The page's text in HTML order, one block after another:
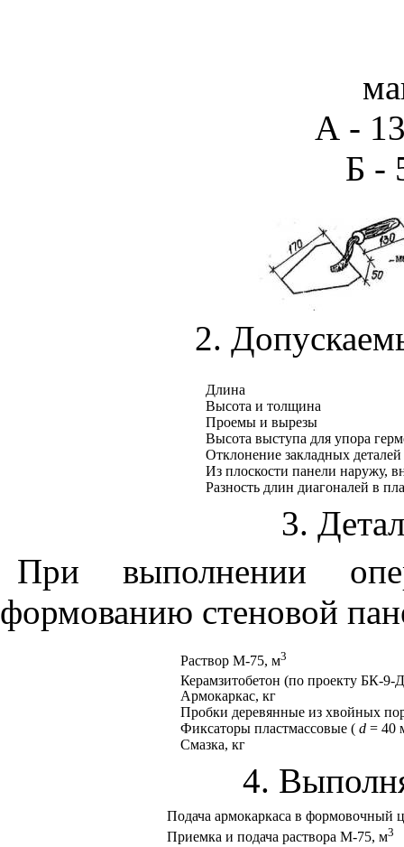
А -
Б -
2.
Длина
Высота и толщина
Проемы и вырезы
Высота выступа для упора
Отклонение закладных
Из плоскости панели наружу,
Разность длин диагоналей в
3.
При выполнении
формованию стеновой
Раствор М-75, м3
Керамзитобетон (по проекту БК-
Армокаркас, кг
Пробки деревянные из хвойных
Фиксаторы пластмассовые ( d= 40
Смазка, кг
4.
Подача армокаркаса в формовочный
Приемка и подача раствора М-75, м3